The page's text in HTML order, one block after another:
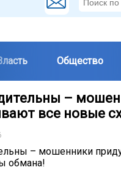
Общество
–
все новые
– мошенники
обмана!